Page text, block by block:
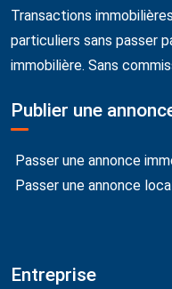
Transactions
particuliers sans passer
immobilière. Sans
Publier une
Passer une annonce
Passer une annonce
Entreprise